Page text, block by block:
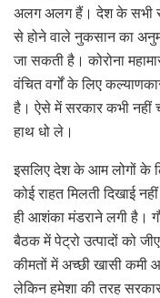
अलग अलग हैं। देश के सभी
से होने वाले नुकसान का
जा सकती है। कोरोना
वंचित वर्गों के लिए
है। ऐसे में सरकार कभी नहीं
हाथ धो ले।
इसलिए देश के आम लोगों के
कोई राहत मिलती दिखाई
ही आशंका मंडराने लगी है।
बैठक में पेट्रो उत्पादों को
कीमतों में अच्छी खासी कमी
लेकिन हमेशा की तरह